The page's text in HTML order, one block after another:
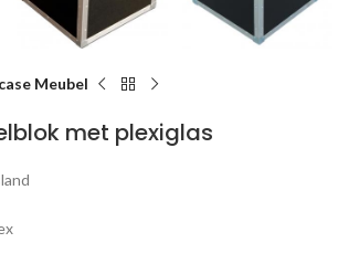
Meubel
met plexiglas